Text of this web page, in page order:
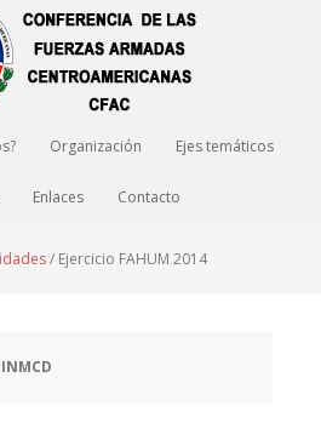
Organización Ejes temáticos
Enlaces Contacto
/ Ejercicio FAHUM 2014